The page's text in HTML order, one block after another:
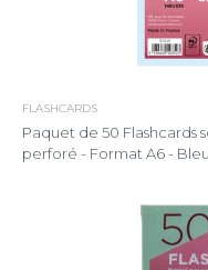
FLASHCARDS
Paquet de 50 Flashcards
perforé - Format A6 - Bleu